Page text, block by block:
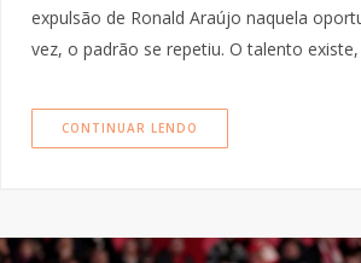
expulsão de Ronald Araújo naquela
vez, o padrão se repetiu. O talento
CONTINUAR LENDO